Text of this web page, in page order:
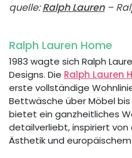
quelle:Ralph Lauren–
Ralph Lauren Home
1983 wagte sich Ralph
Designs. Die Ralph Lauren
erste vollständige
Bettwäsche über Möbel bis
bietet ein ganzheitliches
detailverliebt, inspiriert
Ästhetik und europäischem